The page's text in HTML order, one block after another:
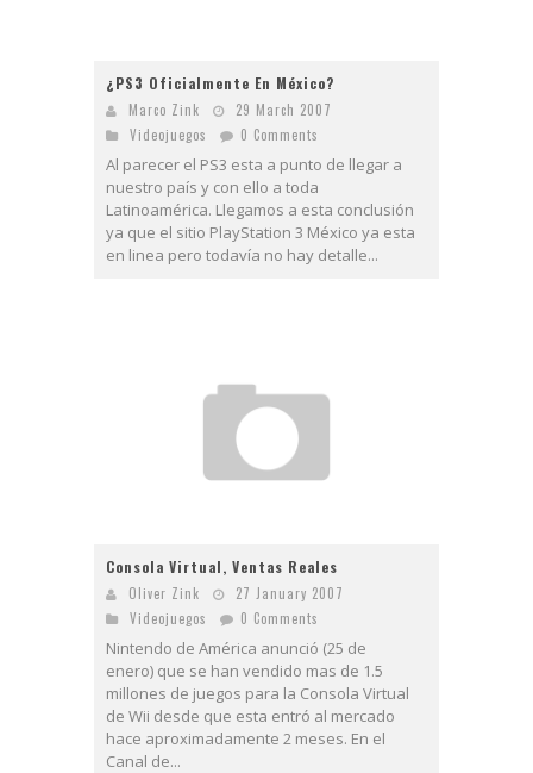
¿PS3 Oficialmente En México?
Marco Zink
29 March 2007
Videojuegos
0 Comments
Al parecer el PS3 esta a punto de llegar a
nuestro país y con ello a toda
Latinoamérica. Llegamos a esta conclusión
ya que el sitio PlayStation 3 México ya esta
en linea pero todavía no hay detalle...
Consola Virtual, Ventas Reales
Oliver Zink
27 January 2007
Videojuegos
0 Comments
Nintendo de América anunció (25 de
enero) que se han vendido mas de 1.5
millones de juegos para la Consola Virtual
de Wii desde que esta entró al mercado
hace aproximadamente 2 meses. En el
Canal de...